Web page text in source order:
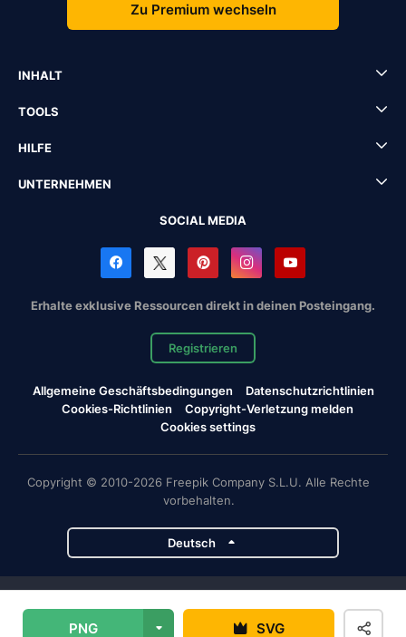
PNG SVG
Zu Premium wechseln
INHALT
TOOLS
HILFE
UNTERNEHMEN
SOCIAL MEDIA
Erhalte exklusive Ressourcen direkt in deinen Posteingang.
Registrieren
Allgemeine Geschäftsbedingungen
Datenschutzrichtlinien
Cookies-Richtlinien
Copyright-Verletzung melden
Cookies settings
Copyright © 2010-2026 Freepik Company S.L.U. Alle Rechte
vorbehalten.
Deutsch